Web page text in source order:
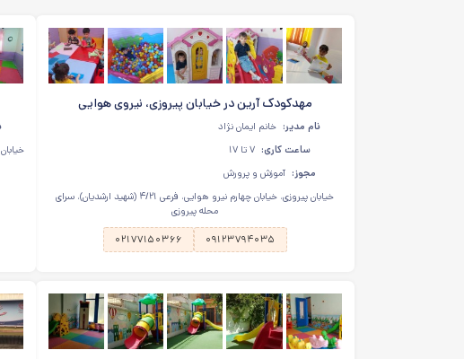
مهدکودک آرین در خیابان پیروزی، نیروی هوایی
نام مدیر: خانم ایمان نژاد
ساعت کاری: ۷ تا ۱۷
مجوز: آموزش و پرورش
خیابان پیروزی، خیابان چهارم نیرو هوایی، فرعی ۴/۲۱ (شهید ارشدیان)، سرای
محله پیروزی
۰۹۱۲۳۷۹۴۰۳۵
۰۲۱۷۷۱۵۰۳۶۶